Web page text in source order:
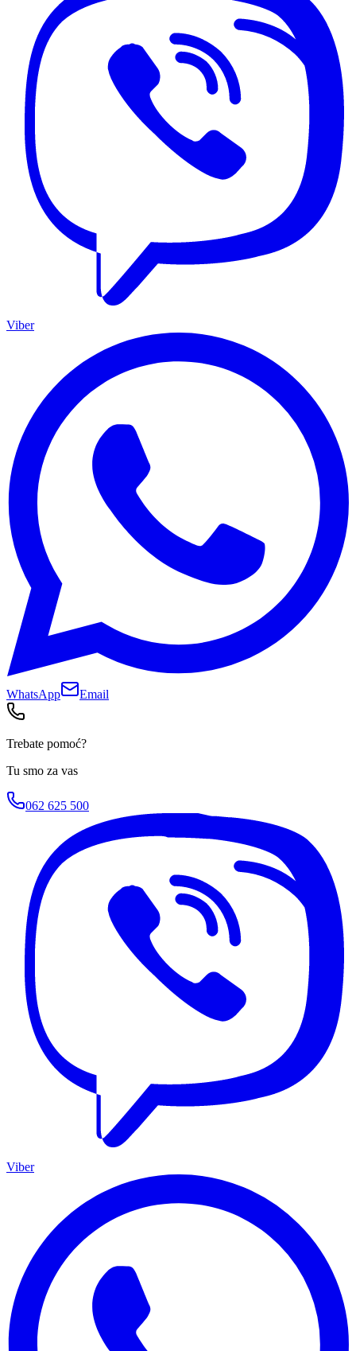
Viber
WhatsApp Email
Trebate pomoć?
Tu smo za vas
062 625 500
Viber